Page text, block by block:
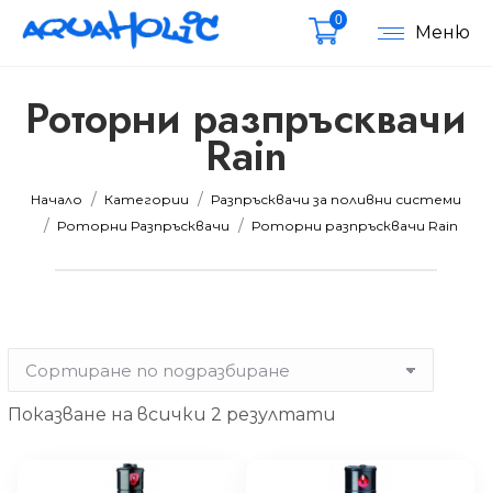
Меню
0
Роторни разпръсквачи
Rain
Вие сте тук:
Начало Категории
Разпръсквачи за поливни системи
Роторни Разпръсквачи
Роторни разпръсквачи Rain
Показване на всички 2 резултати